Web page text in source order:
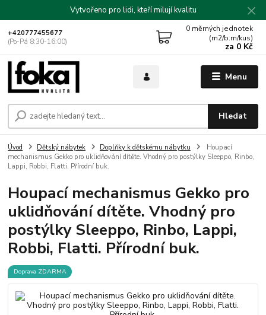
Vytvořeno pro lidi, kteří milují kvalitu
Menu
Hledat
+420777455677
(Po-Pá 8:30-16:00)
0 měrných jednotek
(m2/b.m/kus)
za 0 Kč
Úvod Dětský nábytek Doplňky k dětskému nábytku
Houpací
mechanismus Gekko pro uklidňování dítěte. Vhodný pro postýlky Sleeppo, Rinbo,
Lappi, Robbi, Flatti. Přírodní buk.
Houpací mechanismus Gekko pro
uklidňování dítěte. Vhodný pro
postýlky Sleeppo, Rinbo, Lappi,
Robbi, Flatti. Přírodní buk.
Doprava ZDARMA